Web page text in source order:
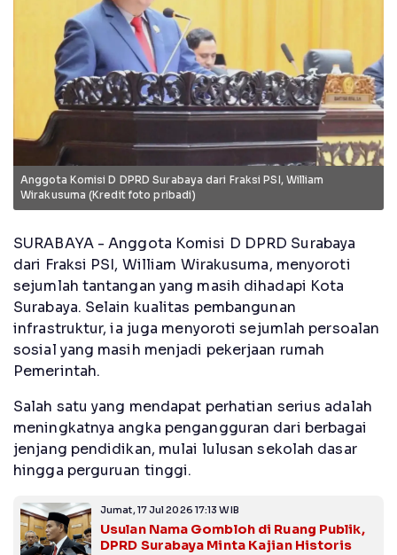
Anggota Komisi D DPRD Surabaya dari Fraksi PSI, William
Wirakusuma (Kredit foto pribadi)
SURABAYA - Anggota Komisi D DPRD Surabaya
dari Fraksi PSI, William Wirakusuma, menyoroti
sejumlah tantangan yang masih dihadapi Kota
Surabaya. Selain kualitas pembangunan
infrastruktur, ia juga menyoroti sejumlah persoalan
sosial yang masih menjadi pekerjaan rumah
Pemerintah.
Salah satu yang mendapat perhatian serius adalah
meningkatnya angka pengangguran dari berbagai
jenjang pendidikan, mulai lulusan sekolah dasar
hingga perguruan tinggi.
Jumat, 17 Jul 2026 17:13 WIB
Usulan Nama Gombloh di Ruang Publik,
DPRD Surabaya Minta Kajian Historis